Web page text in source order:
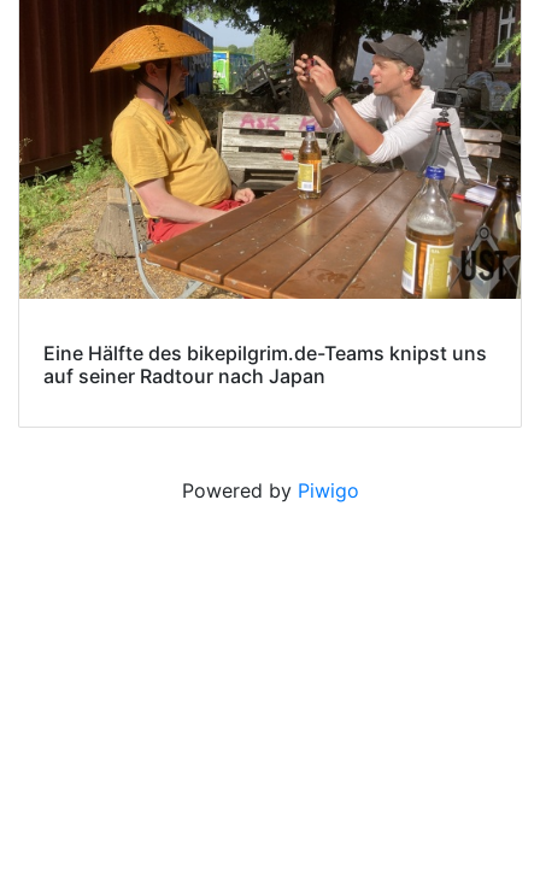
Eine Hälfte des bikepilgrim.de-Teams knipst uns
auf seiner Radtour nach Japan
Powered by Piwigo